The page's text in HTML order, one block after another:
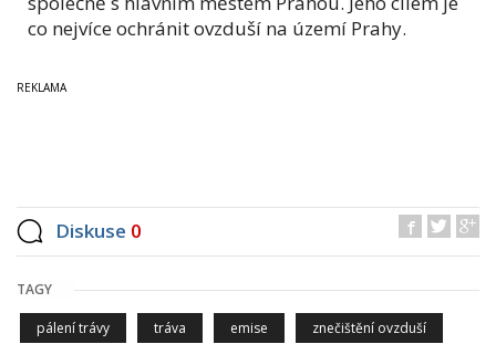
co nejvíce ochránit ovzduší na území Prahy.
Diskuse 0
TAGY
pálení trávy tráva emise znečištění ovzduší